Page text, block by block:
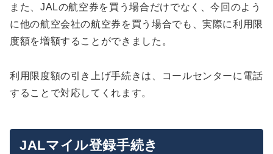
また、JALの航空券を買う場合だけでなく、今回のよう
に他の航空会社の航空券を買う場合でも、実際に利用限
度額を増額することができました。
利用限度額の引き上げ手続きは、コールセンターに電話
することで対応してくれます。
JALマイル登録手続き